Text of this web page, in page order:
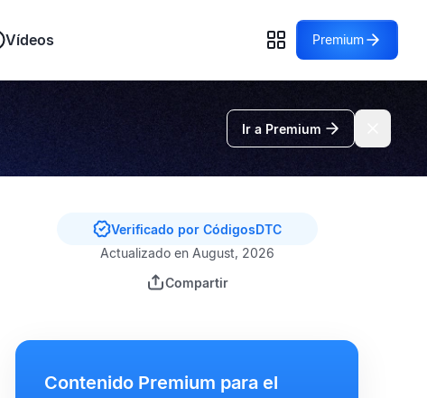
Vídeos Premium
Ir a Premium
Verificado por CódigosDTC
Actualizado en August, 2026
Compartir
Contenido Premium para el